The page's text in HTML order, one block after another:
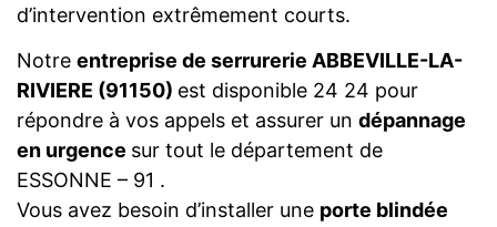
d’intervention extrêmement courts.
Notre entreprise de serrurerie ABBEVILLE-LA-
RIVIERE (91150) est disponible 24 24 pour
répondre à vos appels et assurer un dépannage
en urgence sur tout le département de
ESSONNE – 91 .
Vous avez besoin d’installer une porte blindée